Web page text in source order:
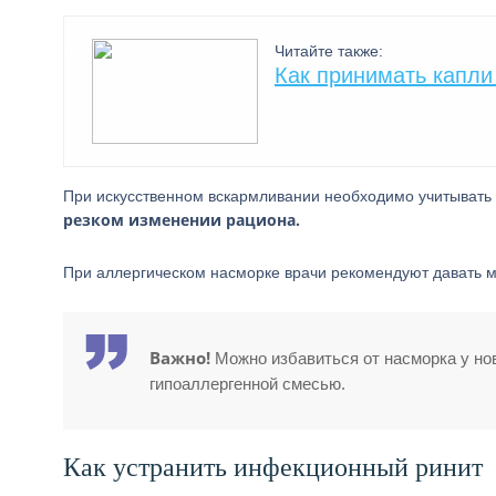
Читайте также:
Как принимать
При искусственном вскармливании необходимо
резком изменении рациона.
При аллергическом насморке врачи рекомендуют
Важно! Можно избавиться от насморка у
гипоаллергенной смесью.
Как устранить инфекционный ринит